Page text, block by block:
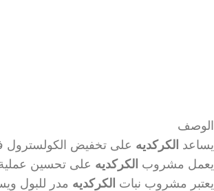
الوصف
يساعد الكركديه على تخفيض
يعمل مشروب الكركديه على تحسين
يعتبر مشروب نبات الكركديه مدر للبول